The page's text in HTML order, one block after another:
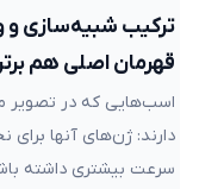
ترکیب شبیه‌سازی و
قهرمان اصلی هم
اسب‌هایی که در تصویر
دارند: ژن‌های آنها
سرعت بیشتری داشته